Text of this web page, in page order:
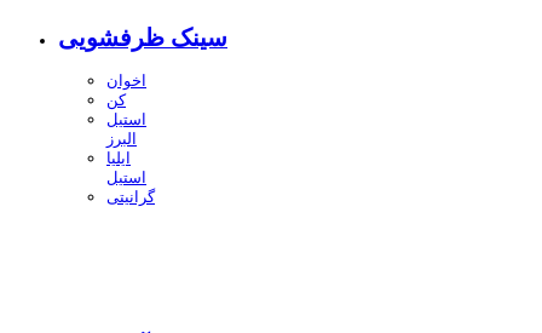
سینک ظرفشویی
اخوان
کن
استیل
البرز
ایلیا
استیل
گرانیتی